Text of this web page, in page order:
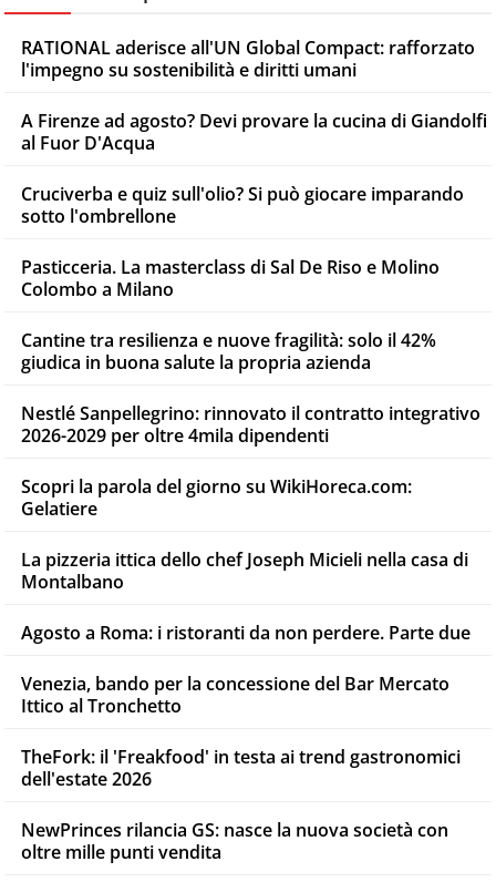
RATIONAL aderisce all'UN Global Compact: rafforzato
l'impegno su sostenibilità e diritti umani
A Firenze ad agosto? Devi provare la cucina di Giandolfi
al Fuor D'Acqua
Cruciverba e quiz sull'olio? Si può giocare imparando
sotto l'ombrellone
Pasticceria. La masterclass di Sal De Riso e Molino
Colombo a Milano
Cantine tra resilienza e nuove fragilità: solo il 42%
giudica in buona salute la propria azienda
Nestlé Sanpellegrino: rinnovato il contratto integrativo
2026-2029 per oltre 4mila dipendenti
Scopri la parola del giorno su WikiHoreca.com:
Gelatiere
La pizzeria ittica dello chef Joseph Micieli nella casa di
Montalbano
Agosto a Roma: i ristoranti da non perdere. Parte due
Venezia, bando per la concessione del Bar Mercato
Ittico al Tronchetto
TheFork: il 'Freakfood' in testa ai trend gastronomici
dell'estate 2026
NewPrinces rilancia GS: nasce la nuova società con
oltre mille punti vendita